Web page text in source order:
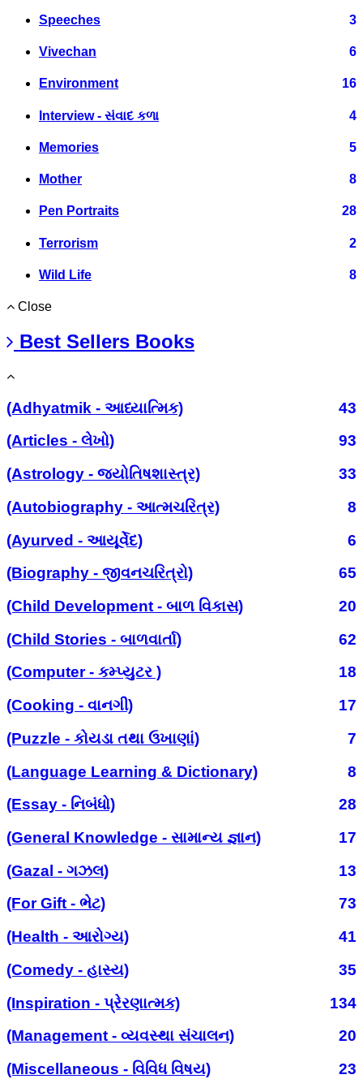
Speeches 3
Vivechan 6
Environment 16
Interview - સંવાદ કળા 4
Memories 5
Mother 8
Pen Portraits 28
Terrorism 2
Wild Life 8
Close
Best Sellers Books
(Adhyatmik - આધ્યાત્મિક)
43
(Articles - લેખો)
93
(Astrology - જ્યોતિષશાસ્ત્ર)
33
(Autobiography - આત્મચરિત્ર)
8
(Ayurved - આયૂર્વેદ)
6
(Biography - જીવનચરિત્રો)
65
(Child Development - બાળ વિકાસ)
20
(Child Stories - બાળવાર્તા)
62
(Computer - કમ્પ્યુટર )
18
(Cooking - વાનગી)
17
(Puzzle - કોયડા તથા ઉખાણાં)
7
(Language Learning & Dictionary)
8
(Essay - નિબંધો)
28
(General Knowledge - સામાન્ય જ્ઞાન)
17
(Gazal - ગઝલ)
13
(For Gift - ભેટ)
73
(Health - આરોગ્ય)
41
(Comedy - હાસ્ય)
35
(Inspiration - પ્રેરણાત્મક)
134
(Management - વ્યવસ્થા સંચાલન)
20
(Miscellaneous - વિવિધ વિષય)
23